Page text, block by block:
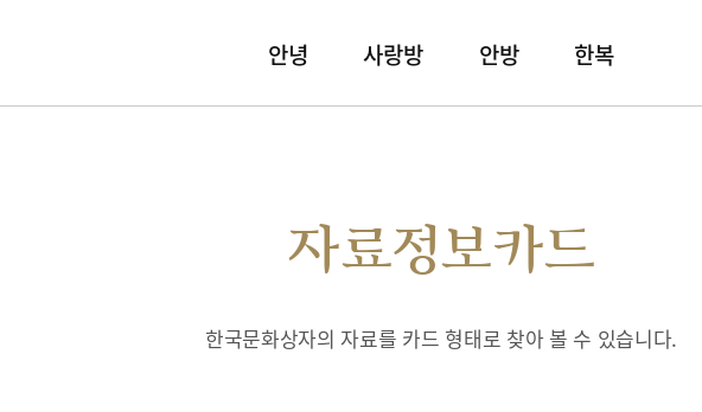
안녕 사랑방 안방 한복
자료정보카드
한국문화상자의 자료를 카드 형태로 찾아 볼 수 있습니다.